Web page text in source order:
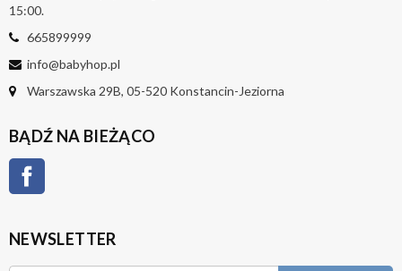
15:00.
665899999
info@babyhop.pl
Warszawska 29B, 05-520 Konstancin-Jeziorna
BĄDŹ NA BIEŻĄCO
NEWSLETTER